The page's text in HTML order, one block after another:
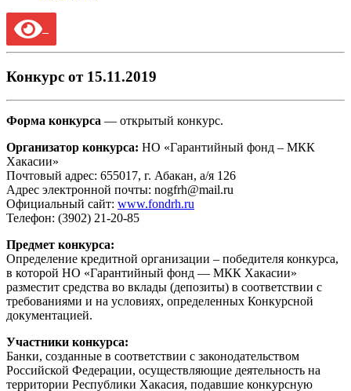
Конкурс от 15.11.2019
Форма конкурса — открытый конкурс.
Организатор конкурса: НО «Гарантийный фонд – МКК
Хакасии»
Почтовый адрес: 655017, г. Абакан, а/я 126
Адрес электронной почты: nogfrh@mail.ru
Официальный сайт: www.fondrh.ru
Телефон: (3902) 21-20-85
Предмет конкурса:
Определение кредитной организации – победителя конкурса,
в которой НО «Гарантийный фонд — МКК Хакасии»
разместит средства во вклады (депозиты) в соответствии с
требованиями и на условиях, определенных Конкурсной
документацией.
Участники конкурса:
Банки, созданные в соответствии с законодательством
Российской Федерации, осуществляющие деятельность на
территории Республики Хакасия, подавшие конкурсную